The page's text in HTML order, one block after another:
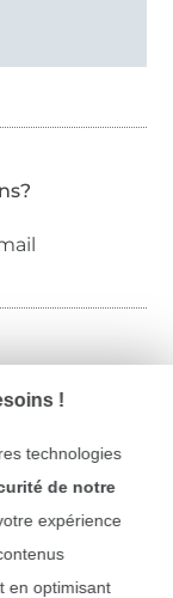
!
technologies
de notre
expérience
en optimisant